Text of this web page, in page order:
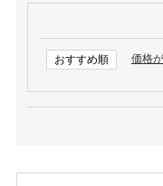
おすすめ順 価格